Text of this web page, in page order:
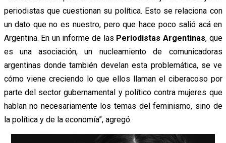
periodistas que cuestionan su política. Esto se relaciona con
un dato que no es nuestro, pero que hace poco salió acá en
Argentina. En un informe de las Periodistas Argentinas, que
es una asociación, un nucleamiento de comunicadoras
argentinas donde también develan esta problemática, se ve
cómo viene creciendo lo que ellos llaman el ciberacoso por
parte del sector gubernamental y político contra mujeres que
hablan no necesariamente los temas del feminismo, sino de
la política y de la economía”, agregó.